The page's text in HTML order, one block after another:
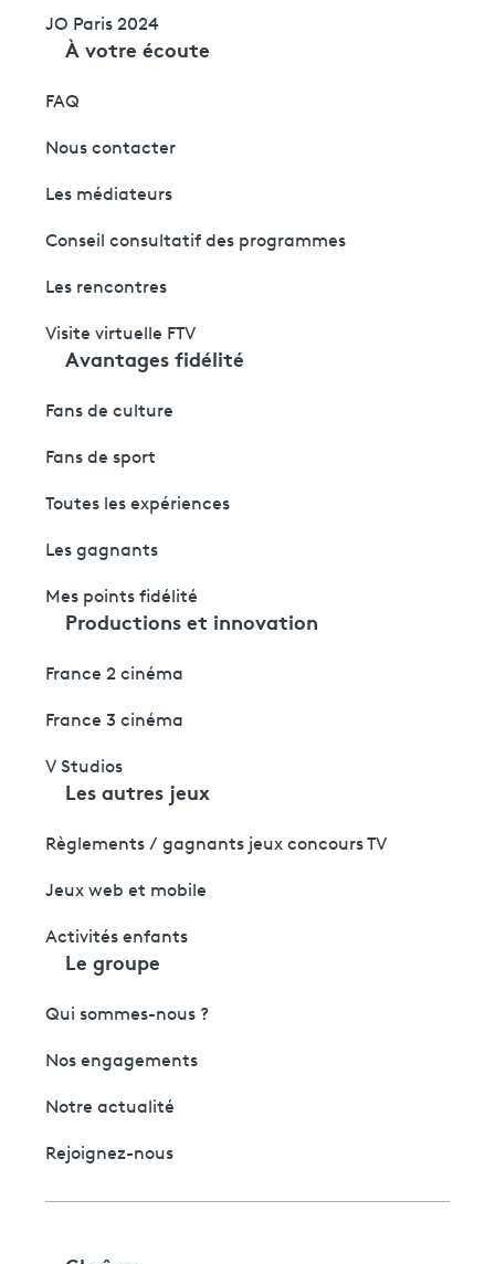
JO Paris 2024
À votre écoute
FAQ
Nous contacter
Les médiateurs
Conseil consultatif des programmes
Les rencontres
Visite virtuelle FTV
Avantages fidélité
Fans de culture
Fans de sport
Toutes les expériences
Les gagnants
Mes points fidélité
Productions et innovation
France 2 cinéma
France 3 cinéma
V Studios
Les autres jeux
Règlements / gagnants jeux concours TV
Jeux web et mobile
Activités enfants
Le groupe
Qui sommes-nous ?
Nos engagements
Notre actualité
Rejoignez-nous